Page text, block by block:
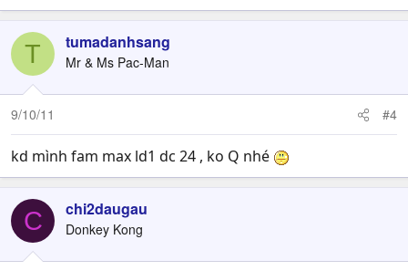
T tumadanhsang
Mr & Ms Pac-Man
9/10/11 #4
kd mình fam max ld1 dc 24 , ko Q nhé
C chi2daugau
Donkey Kong